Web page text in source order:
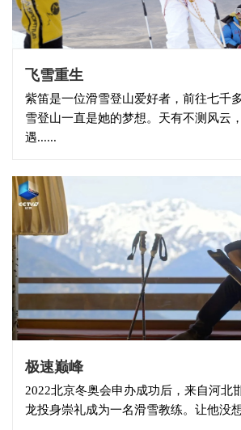
飞雪重生
紫笛是一位滑雪登山爱好者，前往七千
雪登山一直是她的梦想。天有不测风云
遇......
极速巅峰
2022北京冬奥会申办成功后，来自河北
龙投身崇礼成为一名滑雪教练。让他没